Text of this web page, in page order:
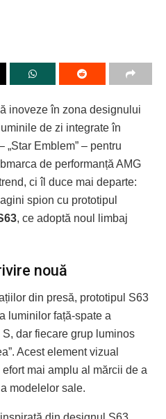
inoveze în zona designului
de zi integrate în
„Star Emblem” – pentru
de performanță AMG
ci îl duce mai departe:
spion cu prototipul
, ce adoptă noul limbaj
nouă
din presă, prototipul S63
luminilor față-spate a
dar fiecare grup luminos
Acest element vizual
mai amplu al mărcii de a
modelelor sale.